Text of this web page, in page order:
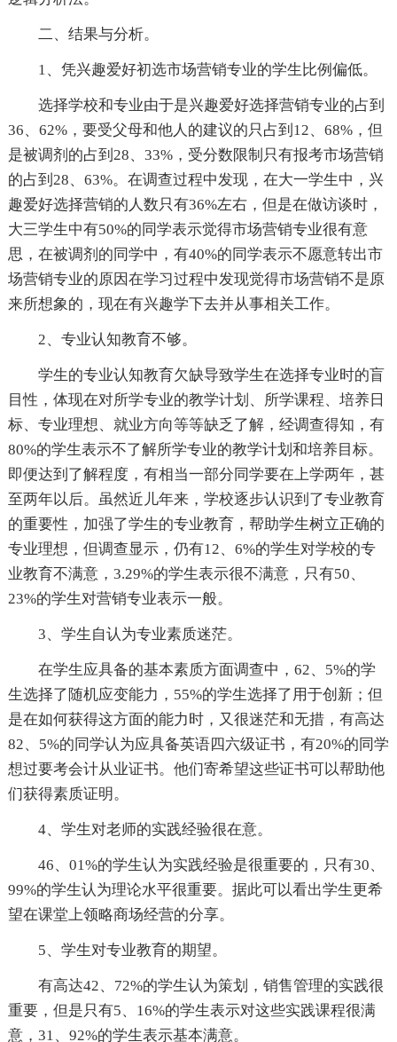
二、结果与分析。
1、凭兴趣爱好初选市场营销专业的学生比例偏低。
选择学校和专业由于是兴趣爱好选择营销专业的占到
36、62%，要受父母和他人的建议的只占到12、68%，但
是被调剂的占到28、33%，受分数限制只有报考市场营销
的占到28、63%。在调查过程中发现，在大一学生中，兴
趣爱好选择营销的人数只有36%左右，但是在做访谈时，
大三学生中有50%的同学表示觉得市场营销专业很有意
思，在被调剂的同学中，有40%的同学表示不愿意转出市
场营销专业的原因在学习过程中发现觉得市场营销不是原
来所想象的，现在有兴趣学下去并从事相关工作。
2、专业认知教育不够。
学生的专业认知教育欠缺导致学生在选择专业时的盲
目性，体现在对所学专业的教学计划、所学课程、培养日
标、专业理想、就业方向等等缺乏了解，经调查得知，有
80%的学生表示不了解所学专业的教学计划和培养目标。
即便达到了解程度，有相当一部分同学要在上学两年，甚
至两年以后。虽然近儿年来，学校逐步认识到了专业教育
的重要性，加强了学生的专业教育，帮助学生树立正确的
专业理想，但调查显示，仍有12、6%的学生对学校的专
业教育不满意，3.29%的学生表示很不满意，只有50、
23%的学生对营销专业表示一般。
3、学生自认为专业素质迷茫。
在学生应具备的基本素质方面调查中，62、5%的学
生选择了随机应变能力，55%的学生选择了用于创新；但
是在如何获得这方面的能力时，又很迷茫和无措，有高达
82、5%的同学认为应具备英语四六级证书，有20%的同学
想过要考会计从业证书。他们寄希望这些证书可以帮助他
们获得素质证明。
4、学生对老师的实践经验很在意。
46、01%的学生认为实践经验是很重要的，只有30、
99%的学生认为理论水平很重要。据此可以看出学生更希
望在课堂上领略商场经营的分享。
5、学生对专业教育的期望。
有高达42、72%的学生认为策划，销售管理的实践很
重要，但是只有5、16%的学生表示对这些实践课程很满
意，31、92%的学生表示基本满意。